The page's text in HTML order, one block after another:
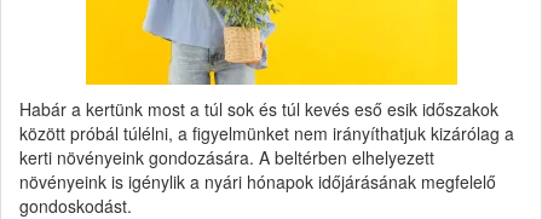
Habár a kertünk most a túl sok és túl kevés eső esik időszakok
között próbál túlélni, a figyelmünket nem irányíthatjuk kizárólag a
kerti növényeink gondozására. A beltérben elhelyezett
növényeink is igénylik a nyári hónapok időjárásának megfelelő
gondoskodást.